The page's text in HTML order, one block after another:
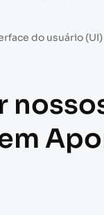
do usuário (UI)